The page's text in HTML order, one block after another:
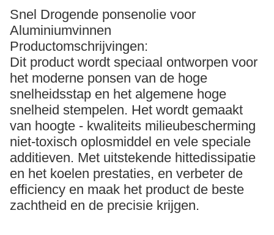
Snel Drogende ponsenolie voor
Aluminiumvinnen
Productomschrijvingen:
Dit product wordt speciaal ontworpen voor
het moderne ponsen van de hoge
snelheidsstap en het algemene hoge
snelheid stempelen. Het wordt gemaakt
van hoogte - kwaliteits milieubescherming
niet-toxisch oplosmiddel en vele speciale
additieven. Met uitstekende hittedissipatie
en het koelen prestaties, en verbeter de
efficiency en maak het product de beste
zachtheid en de precisie krijgen.